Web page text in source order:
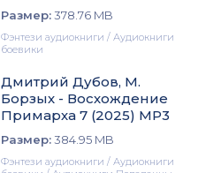
Размер:378.76 MB
Фэнтези аудиокниги / Аудиокниги
боевики
Дмитрий Дубов, М.
Борзых - Восхождение
Примарха 7 (2025) МР3
Размер:384.95 MB
Фэнтези аудиокниги / Аудиокниги